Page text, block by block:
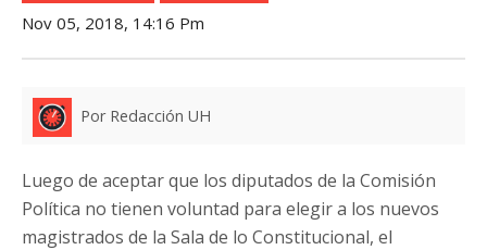
Nov 05, 2018, 14:16 Pm
Por Redacción UH
Luego de aceptar que los diputados de la Comisión
Política no tienen voluntad para elegir a los nuevos
magistrados de la Sala de lo Constitucional, el